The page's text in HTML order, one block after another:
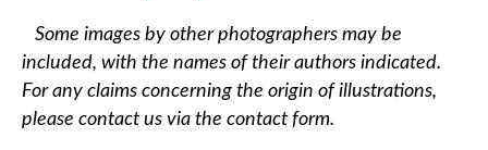
Some images by other photographers may be
included, with the names of their authors indicated.
For any claims concerning the origin of illustrations,
please contact us via the contact form.